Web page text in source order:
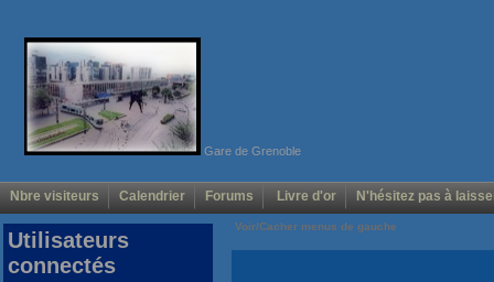
Gare de Grenoble
Nbre visiteurs Calendrier Forums Livre d'or N'hésitez pas à
Voir/Cacher menus de gauche
Utilisateurs
connectés